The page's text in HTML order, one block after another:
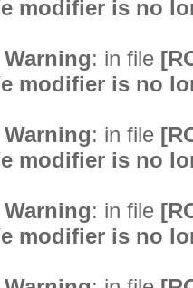
modifier is no
: in file
modifier is no
: in file
modifier is no
: in file
modifier is no